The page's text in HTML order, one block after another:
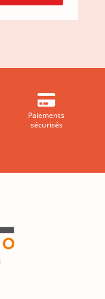

Paiements
sécurisés